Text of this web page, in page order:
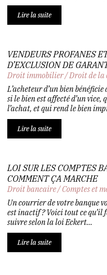
Lire la suite
VENDEURS PROFANES
D’EXCLUSION DE
Droit immobilier/Droit de la
L’acheteur d’un bien
si le bien est affecté d’un
l’achat, et qui rend le bien
Lire la suite
LOI SUR LES COMPTES
COMMENT ÇA MARCHE
Droit bancaire/Comptes et
Un courrier de votre banque
est inactif ? Voici tout ce
suivre selon la loi Eckert...
Lire la suite